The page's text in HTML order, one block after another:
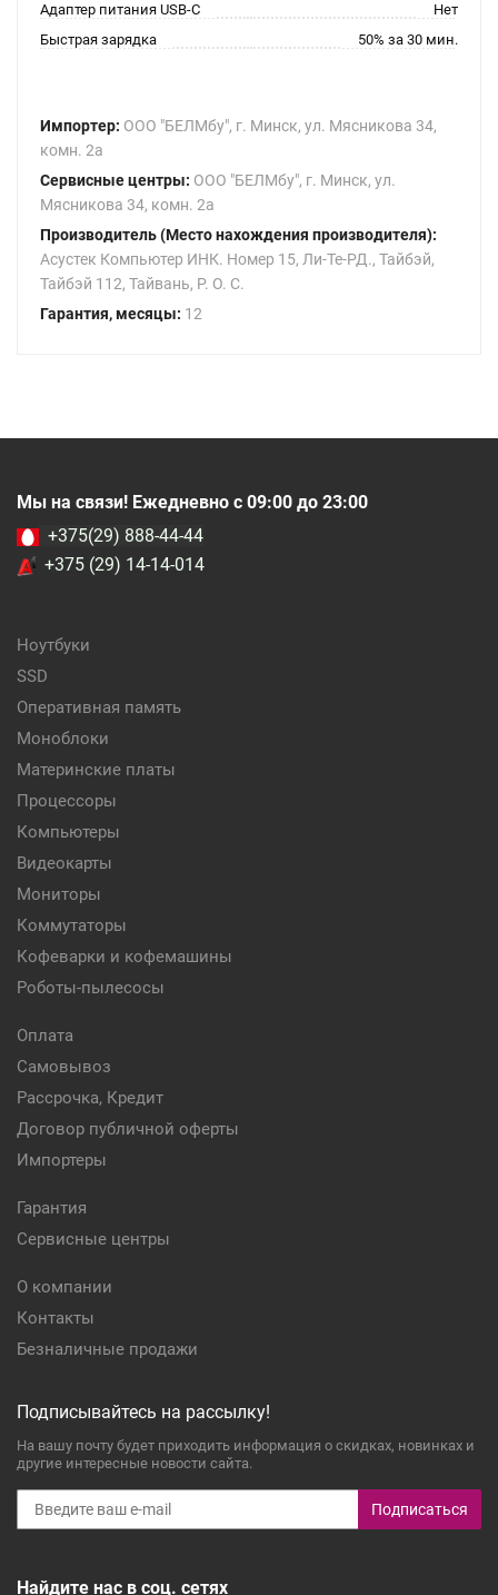
Адаптер питания USB-C
Нет
Быстрая зарядка
50% за 30 мин.
Импортер: ООО "БЕЛМбу", г. Минск, ул. Мясникова 34,
комн. 2а
Сервисные центры: ООО "БЕЛМбу", г. Минск, ул.
Мясникова 34, комн. 2а
Производитель (Место нахождения производителя):
Асустек Компьютер ИНК. Номер 15, Ли-Те-РД., Тайбэй,
Тайбэй 112, Тайвань, Р. О. С.
Гарантия, месяцы: 12
Мы на связи! Ежедневно с 09:00 до 23:00
+375(29) 888-44-44
+375 (29) 14-14-014
Ноутбуки
SSD
Оперативная память
Моноблоки
Материнские платы
Процессоры
Компьютеры
Видеокарты
Мониторы
Коммутаторы
Кофеварки и кофемашины
Роботы-пылесосы
Оплата
Самовывоз
Рассрочка, Кредит
Договор публичной оферты
Импортеры
Гарантия
Сервисные центры
О компании
Контакты
Безналичные продажи
Подписывайтесь на рассылку!
На вашу почту будет приходить информация о скидках, новинках и
другие интересные новости сайта.
Подписаться
Найдите нас в соц. сетях